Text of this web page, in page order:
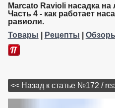
ИГРЫ
И ИГРУШКИ
ОБОИ
Marcato Ravioli насадка
Часть 4 - как работает
равиоли.
Товары
Рецепты
<< Назад к статье №172 /